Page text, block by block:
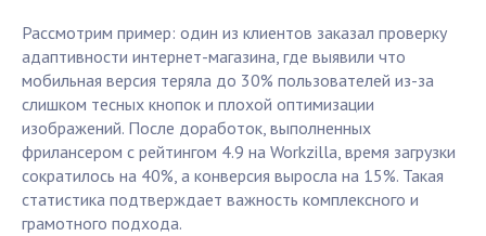
Рассмотрим пример: один из клиентов заказал проверку
адаптивности интернет-магазина, где выявили что
мобильная версия теряла до 30% пользователей из-за
слишком тесных кнопок и плохой оптимизации
изображений. После доработок, выполненных
фрилансером с рейтингом 4.9 на Workzilla, время загрузки
сократилось на 40%, а конверсия выросла на 15%. Такая
статистика подтверждает важность комплексного и
грамотного подхода.